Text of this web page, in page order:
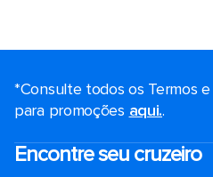
*Consulte todos os Termos e
para promoções aqui..
Encontre seu cruzeiro